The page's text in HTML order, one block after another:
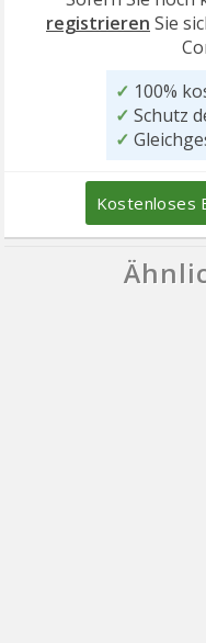
registrieren Sie
✓ 100%
✓ Schutz
✓
Kostenloses